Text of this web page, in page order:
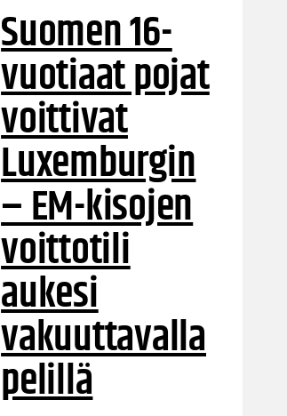
Suomen 16-
vuotiaat pojat
voittivat
Luxemburgin
– EM-kisojen
voittotili
aukesi
vakuuttavalla
pelillä